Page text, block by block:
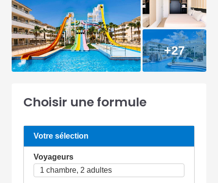
+27
Choisir une formule
Votre sélection
Voyageurs